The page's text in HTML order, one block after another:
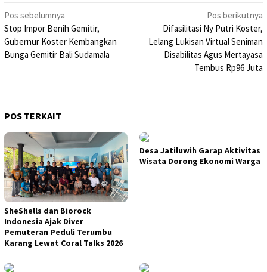
Navigasi
pos
Pos sebelumnya
Stop Impor Benih Gemitir,
Gubernur Koster Kembangkan
Bunga Gemitir Bali Sudamala
Pos berikutnya
Difasilitasi Ny Putri Koster,
Lelang Lukisan Virtual Seniman
Disabilitas Agus Mertayasa
Tembus Rp96 Juta
POS TERKAIT
SheShells dan Biorock
Indonesia Ajak Diver
Pemuteran Peduli Terumbu
Karang Lewat Coral Talks 2026
Desa Jatiluwih Garap Aktivitas
Wisata Dorong Ekonomi Warga